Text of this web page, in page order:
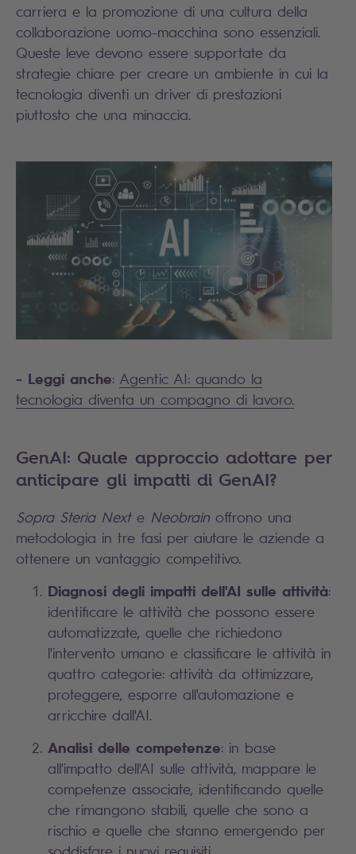
carriera e la promozione di una cultura della
collaborazione uomo-macchina sono essenziali.
Queste leve devono essere supportate da
strategie chiare per creare un ambiente in cui la
tecnologia diventi un driver di prestazioni
piuttosto che una minaccia.
- Leggi anche: Agentic AI: quando la
tecnologia diventa un compagno di lavoro.
GenAI: Quale approccio adottare per
anticipare gli impatti di GenAI?
Sopra Steria Nexte Neobrain offrono una
metodologia in tre fasi per aiutare le aziende a
ottenere un vantaggio competitivo.
Diagnosi degli impatti dell'AI sulle attività:
identificare le attività che possono essere
automatizzate, quelle che richiedono
l'intervento umano e classificare le attività in
quattro categorie: attività da ottimizzare,
proteggere, esporre all'automazione e
arricchire dall'AI.
Analisi delle competenze: in base
all'impatto dell'AI sulle attività, mappare le
competenze associate, identificando quelle
che rimangono stabili, quelle che sono a
rischio e quelle che stanno emergendo per